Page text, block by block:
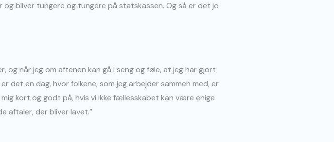
bliver tungere og tungere på statskassen. Og så er det jo
og når jeg om aftenen kan gå i seng og føle, at jeg har gjort
det en dag, hvor folkene, som jeg arbejder sammen med, er
kort og godt på, hvis vi ikke fællesskabet kan være enige
aftaler, der bliver lavet.”